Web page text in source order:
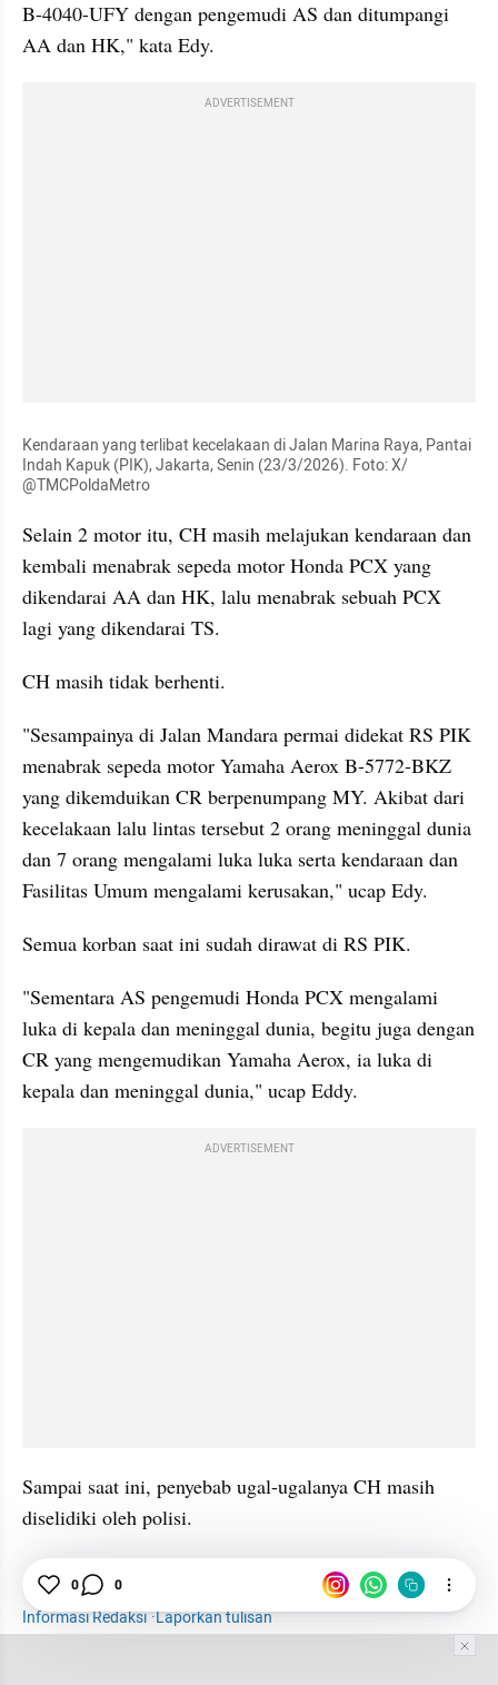
B-4040-UFY dengan pengemudi AS dan ditumpangi
AA dan HK," kata Edy.
ADVERTISEMENT
Kendaraan yang terlibat kecelakaan di Jalan Marina Raya, Pantai
Indah Kapuk (PIK), Jakarta, Senin (23/3/2026). Foto: X/
@TMCPoldaMetro
Selain 2 motor itu, CH masih melajukan kendaraan dan
kembali menabrak sepeda motor Honda PCX yang
dikendarai AA dan HK, lalu menabrak sebuah PCX
lagi yang dikendarai TS.
CH masih tidak berhenti.
"Sesampainya di Jalan Mandara permai didekat RS PIK
menabrak sepeda motor Yamaha Aerox B-5772-BKZ
yang dikemduikan CR berpenumpang MY. Akibat dari
kecelakaan lalu lintas tersebut 2 orang meninggal dunia
dan 7 orang mengalami luka luka serta kendaraan dan
Fasilitas Umum mengalami kerusakan," ucap Edy.
Semua korban saat ini sudah dirawat di RS PIK.
"Sementara AS pengemudi Honda PCX mengalami
luka di kepala dan meninggal dunia, begitu juga dengan
CR yang mengemudikan Yamaha Aerox, ia luka di
kepala dan meninggal dunia," ucap Eddy.
ADVERTISEMENT
Sampai saat ini, penyebab ugal-ugalanya CH masih
diselidiki oleh polisi.
SUV Kendaraan Tewas
News
Informasi Redaksi·Laporkan tulisan
0 0